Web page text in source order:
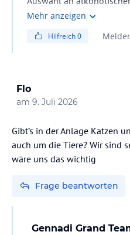
Getränken, darunter
Mehr anzeigen
Hilfreich0
Flo
am 9. Juli 2026
Gibt’s in der Anlage Katzen
auch um die Tiere? Wir sind
wäre uns das wichtig
Frage beantworten
Gennadi Grand